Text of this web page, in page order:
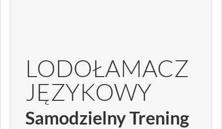
LODOŁAMACZ
JĘZYKOWY
Samodzielny Trening